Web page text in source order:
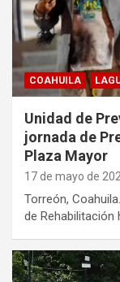
COAHUILA
Unidad de
jornada de
Plaza Mayor
17 de mayo de
Torreón,
de